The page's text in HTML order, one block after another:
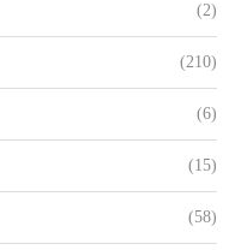
(2)
(210)
(6)
(15)
(58)